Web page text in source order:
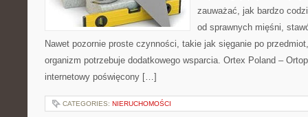
zauważać, jak bardzo
od sprawnych mięśni,
Nawet pozornie proste czynności, takie jak sięganie po
organizm potrzebuje dodatkowego wsparcia. Ortex Poland –
internetowy poświęcony […]
CATEGORIES: NIERUCHOMOŚCI